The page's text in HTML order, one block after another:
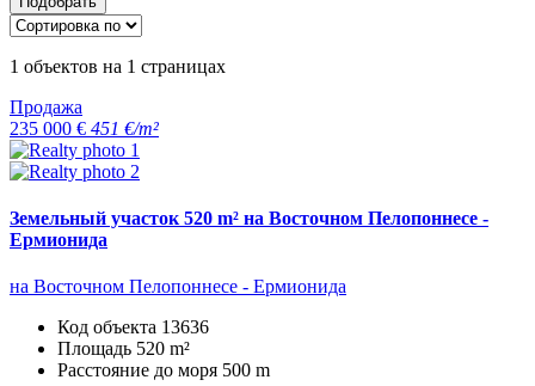
1 объектов на 1 страницах
Продажа
235 000 € 451 €/m²
Земельный участок 520 m² на Восточном Пелопоннесе -
Ермионида
на Восточном Пелопоннесе - Ермионида
Код объекта 13636
Площадь 520 m²
Расстояние до моря 500 m